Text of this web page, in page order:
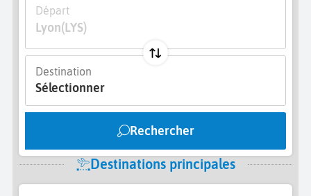
Départ
Lyon(LYS)
Destination
Sélectionner
Rechercher
Destinations principales